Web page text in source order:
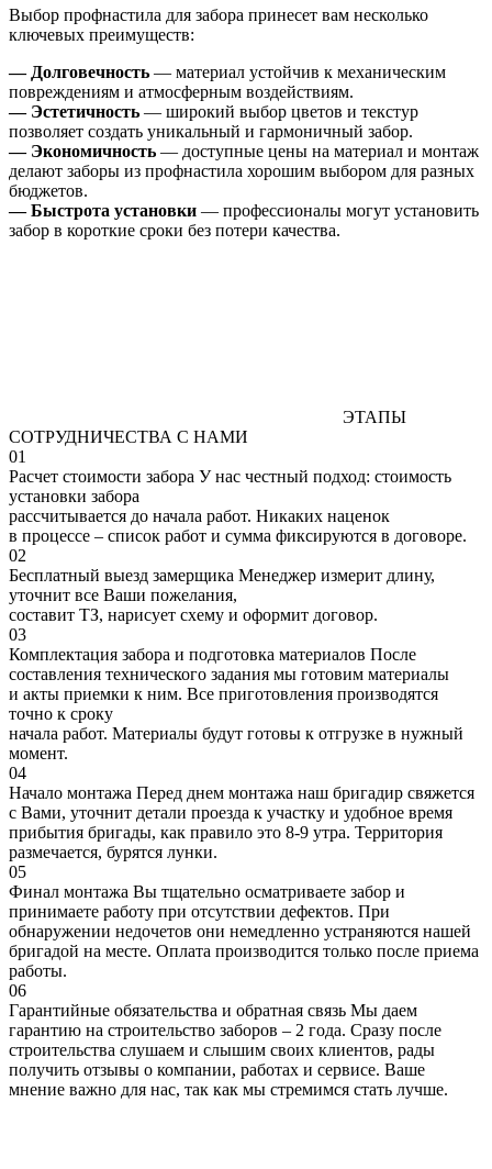
Выбор профнастила для забора принесет вам несколько
ключевых преимуществ:
— Долговечность — материал устойчив к механическим
повреждениям и атмосферным воздействиям.
— Эстетичность — широкий выбор цветов и текстур
позволяет создать уникальный и гармоничный забор.
— Экономичность — доступные цены на материал и монтаж
делают заборы из профнастила хорошим выбором для разных
бюджетов.
— Быстрота установки — профессионалы могут установить
забор в короткие сроки без потери качества.
ЭТАПЫ
СОТРУДНИЧЕСТВА С НАМИ
01
Расчет стоимости забора У нас честный подход: стоимость
установки забора
рассчитывается до начала работ. Никаких наценок
в процессе – список работ и сумма фиксируются в договоре.
02
Бесплатный выезд замерщика Менеджер измерит длину,
уточнит все Ваши пожелания,
составит ТЗ, нарисует схему и оформит договор.
03
Комплектация забора и подготовка материалов После
составления технического задания мы готовим материалы
и акты приемки к ним. Все приготовления производятся
точно к сроку
начала работ. Материалы будут готовы к отгрузке в нужный
момент.
04
Начало монтажа Перед днем монтажа наш бригадир свяжется
с Вами, уточнит детали проезда к участку и удобное время
прибытия бригады, как правило это 8-9 утра. Территория
размечается, бурятся лунки.
05
Финал монтажа Вы тщательно осматриваете забор и
принимаете работу при отсутствии дефектов. При
обнаружении недочетов они немедленно устраняются нашей
бригадой на месте. Оплата производится только после приема
работы.
06
Гарантийные обязательства и обратная связь Мы даем
гарантию на строительство заборов – 2 года. Сразу после
строительства слушаем и слышим своих клиентов, рады
получить отзывы о компании, работах и сервисе. Ваше
мнение важно для нас, так как мы стремимся стать лучше.